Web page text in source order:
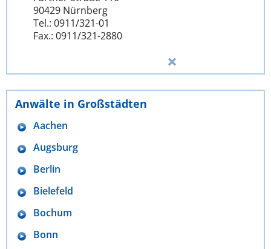
90429 Nürnberg
Tel.: 0911/321-01
Fax.: 0911/321-2880
Anwälte in Großstädten
Aachen
Augsburg
Berlin
Bielefeld
Bochum
Bonn